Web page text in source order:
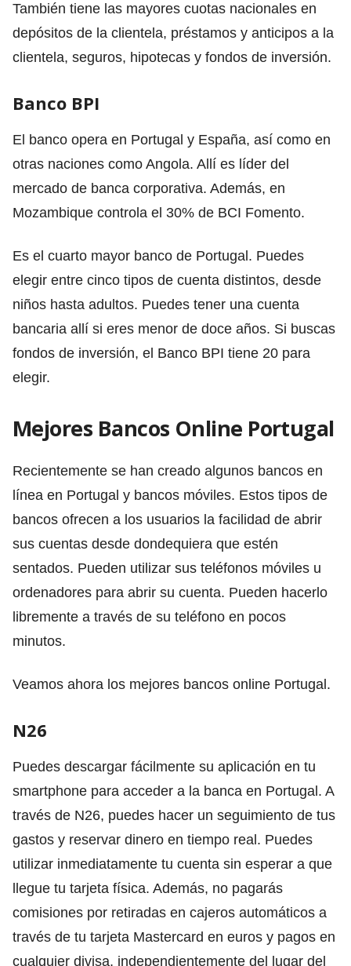
También tiene las mayores cuotas nacionales en
depósitos de la clientela, préstamos y anticipos a la
clientela, seguros, hipotecas y fondos de inversión.
Banco BPI
El banco opera en Portugal y España, así como en
otras naciones como Angola. Allí es líder del
mercado de banca corporativa. Además, en
Mozambique controla el 30% de BCI Fomento.
Es el cuarto mayor banco de Portugal. Puedes
elegir entre cinco tipos de cuenta distintos, desde
niños hasta adultos. Puedes tener una cuenta
bancaria allí si eres menor de doce años. Si buscas
fondos de inversión, el Banco BPI tiene 20 para
elegir.
Mejores Bancos Online Portugal
Recientemente se han creado algunos bancos en
línea en Portugal y bancos móviles. Estos tipos de
bancos ofrecen a los usuarios la facilidad de abrir
sus cuentas desde dondequiera que estén
sentados. Pueden utilizar sus teléfonos móviles u
ordenadores para abrir su cuenta. Pueden hacerlo
libremente a través de su teléfono en pocos
minutos.
Veamos ahora los mejores bancos online Portugal.
N26
Puedes descargar fácilmente su aplicación en tu
smartphone para acceder a la banca en Portugal. A
través de N26, puedes hacer un seguimiento de tus
gastos y reservar dinero en tiempo real. Puedes
utilizar inmediatamente tu cuenta sin esperar a que
llegue tu tarjeta física. Además, no pagarás
comisiones por retiradas en cajeros automáticos a
través de tu tarjeta Mastercard en euros y pagos en
cualquier divisa, independientemente del lugar del